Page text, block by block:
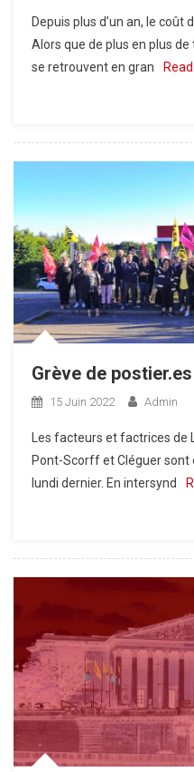
Depuis plus d’un an, le coût
Alors que de plus en plus
se retrouvent en gran
Grève de
15 Juin 2022 Admin
Les facteurs et factrices de
Pont-Scorff et Cléguer sont
lundi dernier. En intersynd